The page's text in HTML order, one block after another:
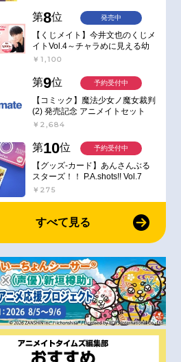
第8位
【くじメイト】今井文也のくじメ
イトVol.4～チャラめに見える幼
馴染、実は一途で独占欲が強いん
￥1,100
発売中
第9位
【コミック】魔法少女ノ魔女裁判
(2) 発売記念 アニメイトセット
【アクリルスタンド2種セット購
産】
￥2,684
予約受付中
第10位
【グッズ-カード】あんさんぶる
スターズ！！ P.A.shots!! Vol.7
Action
￥275
予約受付中
すべて見る